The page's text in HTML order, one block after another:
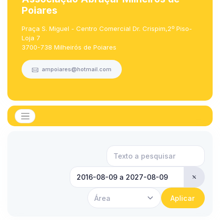
Poiares
Praça S. Miguel - Centro Comercial Dr. Crispim,2º Piso-
Loja 7
3700-738 Milheirós de Poiares
ampoiares@hotmail.com
Área Aplicar